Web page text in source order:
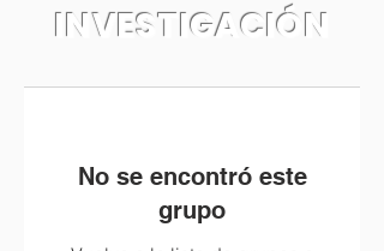
INVESTIGACIÓN
No se encontró este
grupo